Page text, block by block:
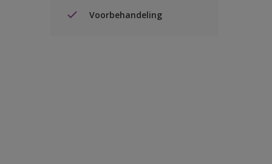
Voorbehandeling